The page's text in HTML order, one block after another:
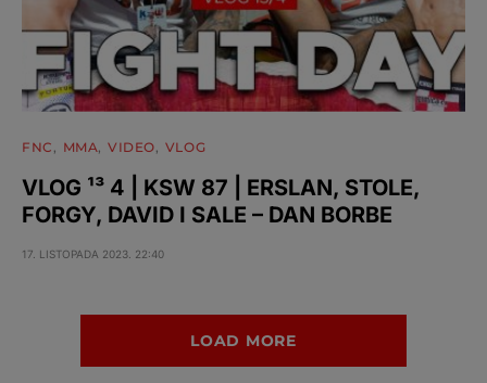
FNC MMA VIDEO VLOG
VLOG ¹³ 4 | KSW 87 | ERSLAN, STOLE,
FORGY, DAVID I SALE – DAN BORBE
17. LISTOPADA 2023. 22:40
LOAD MORE